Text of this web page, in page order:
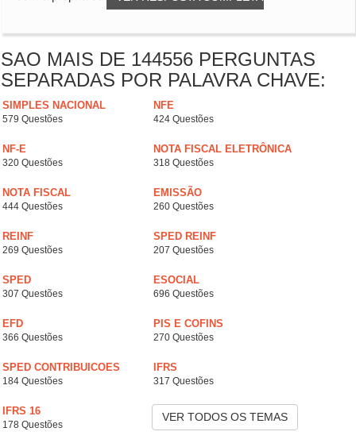
SAO MAIS DE 144556 PERGUNTAS
SEPARADAS POR PALAVRA CHAVE:
SIMPLES NACIONAL
579 Questões
NFE
424 Questões
NF-E
320 Questões
NOTA FISCAL ELETRÔNICA
318 Questões
NOTA FISCAL
444 Questões
EMISSÃO
260 Questões
REINF
269 Questões
SPED REINF
207 Questões
SPED
307 Questões
ESOCIAL
696 Questões
EFD
366 Questões
PIS E COFINS
270 Questões
SPED CONTRIBUICOES
184 Questões
IFRS
317 Questões
IFRS 16
178 Questões
VER TODOS OS TEMAS